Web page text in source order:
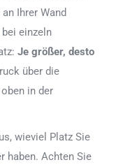
Ihrer Wand
einzeln
Je größer, desto
über die
in der
wieviel Platz Sie
haben. Achten Sie